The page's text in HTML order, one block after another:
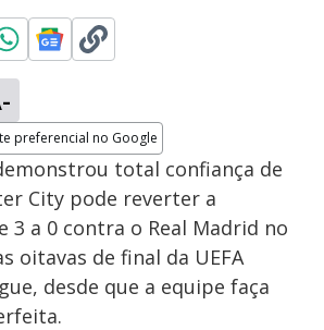
preferencial no Google
total confiança de
City pode reverter a
3 a 0 contra o Real Madrid no
oitavas de final da UEFA
desde que a equipe faça